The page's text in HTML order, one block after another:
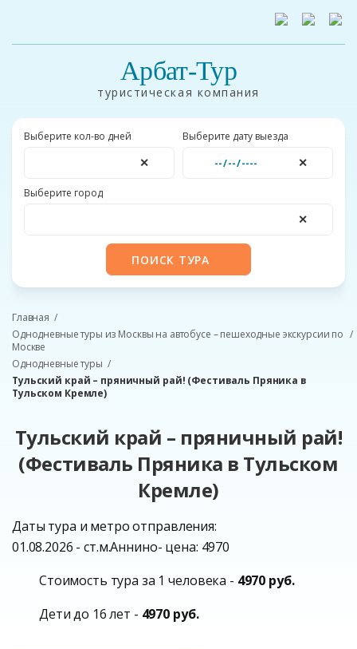
Арбат-Тур
туристическая компания
Выберите кол-во дней
✕
Выберите дату выезда
✕
Выберите город
✕
ПОИСК ТУРА
Главная
Однодневные туры из Москвы на автобусе – пешеходные экскурсии по
Москве
Однодневные туры
Тульский край – пряничный рай! (Фестиваль Пряника в
Тульском Кремле)
Тульский край – пряничный рай!
(Фестиваль Пряника в Тульском
Кремле)
Даты тура и метро отправления:
01.08.2026 - ст.м.Аннино- цена: 4970
Стоимость тура за 1 человека - 4970 руб.
Дети до 16 лет - 4970 руб.